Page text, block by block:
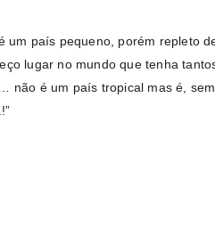
um país pequeno, porém repleto
lugar no mundo que tenha
não é um país tropical mas é,